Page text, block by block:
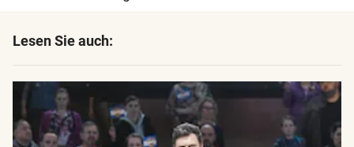
Lesen Sie auch: